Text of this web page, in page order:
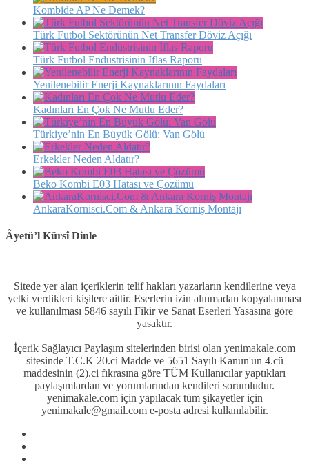
Kombide AP Ne Demek?
Türk Futbol Sektörünün Net Transfer Döviz Açığı
Türk Futbol Endüstrisinin İflas Raporu
Yenilenebilir Enerji Kaynaklarının Faydaları
Kadınları En Çok Ne Mutlu Eder?
Türkiye’nin En Büyük Gölü: Van Gölü
Erkekler Neden Aldatır?
Beko Kombi E03 Hatası ve Çözümü
AnkaraKornisci.Com & Ankara Korniş Montajı
Âyetü’l Kürsî Dinle
Sitede yer alan içeriklerin telif hakları yazarların kendilerine veya
yetki verdikleri kişilere aittir. Eserlerin izin alınmadan kopyalanması
ve kullanılması 5846 sayılı Fikir ve Sanat Eserleri Yasasına göre
yasaktır.
İçerik Sağlayıcı Paylaşım sitelerinden birisi olan yenimakale.com
sitesinde T.C.K 20.ci Madde ve 5651 Sayılı Kanun'un 4.cü
maddesinin (2).ci fıkrasına göre TÜM Kullanıcılar yaptıkları
paylaşımlardan ve yorumlarından kendileri sorumludur.
yenimakale.com için yapılacak tüm şikayetler için
yenimakale@gmail.com e-posta adresi kullanılabilir.